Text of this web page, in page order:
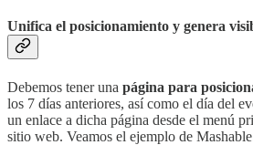
Unifica el posicionamiento y genera
Debemos tener una página para
los 7 días anteriores, así como el día del
un enlace a dicha página desde el menú
sitio web. Veamos el ejemplo de